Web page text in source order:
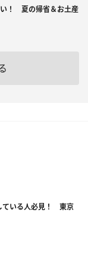
！ 夏の帰省＆お土産
ている人必見！ 東京